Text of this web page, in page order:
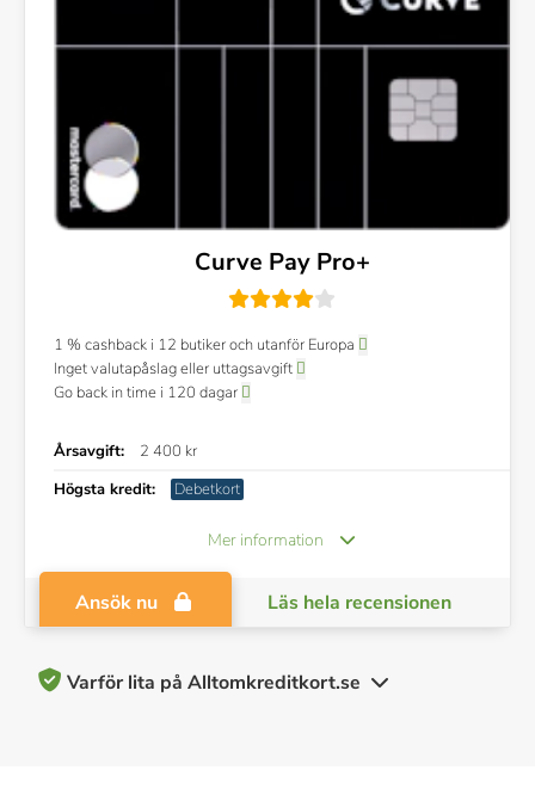
Curve Pay Pro+
1 % cashback i 12 butiker och utanför Europa
Inget valutapåslag eller uttagsavgift
Go back in time i 120 dagar
Årsavgift:
2 400 kr
Högsta kredit:
Debetkort
Mer information
Ansök nu Läs hela recensionen
Varför lita på Alltomkreditkort.se